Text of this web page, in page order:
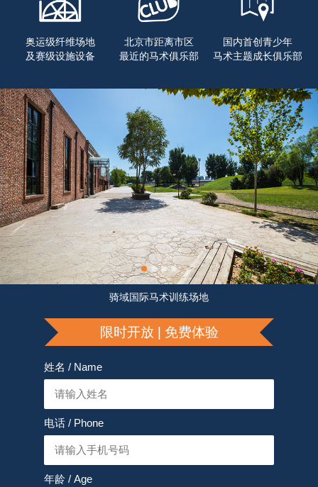
奥运级纤维场地
及赛级设施设备
北京市距离市区
最近的马术俱乐部
国内首创青少年
马术主题成长俱乐部
骑域国际马术训练场地
限时开放 | 免费体验
姓名 / Name
电话 / Phone
年龄 / Age